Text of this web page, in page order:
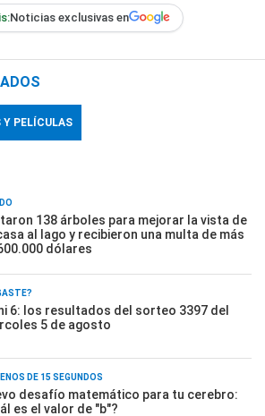
Noticias exclusivas en
Y PELÍCULAS
138 árboles para mejorar la vista de
al lago y recibieron una multa de más
dólares
6: los resultados del sorteo 3397 del
5 de agosto
DE 15 SEGUNDOS
desafío matemático para tu cerebro:
es el valor de "b"?